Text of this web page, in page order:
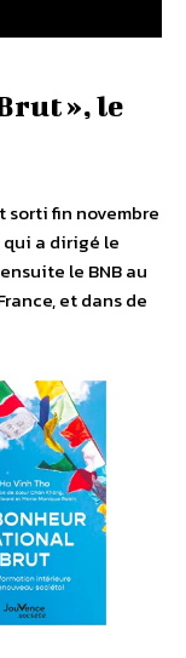
», le
sorti fin novembre
qui a dirigé le
le BNB au
et dans de